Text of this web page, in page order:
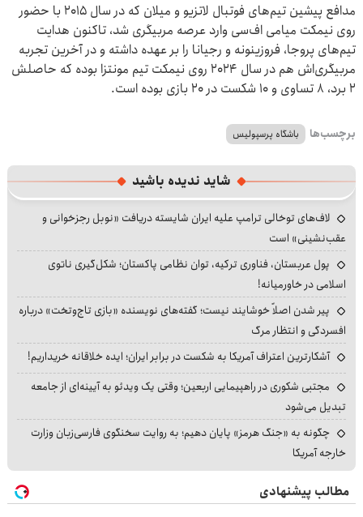
مدافع پیشین تیم‌های فوتبال لاتزیو و میلان که در سال ۲۰۱۵ با حضور
روی نیمکت میامی اف‌سی وارد عرصه مربیگری شد، تاکنون هدایت
تیم‌های پروجا، فروزینونه و رجیانا را بر عهده داشته و در آخرین تجربه
مربیگری‌اش هم در سال ۲۰۲۴ روی نیمکت تیم مونتزا بوده که حاصلش
۲ برد، ۸ تساوی و ۱۰ شکست در ۲۰ بازی بوده است.
برچسب‌ها باشگاه پرسپولیس
شاید ندیده باشید
لاف‌های توخالی ترامپ علیه ایران شایسته دریافت «نوبل رجزخوانی و
عقب‌نشینی» است
پول عربستان، فناوری ترکیه، توان نظامی پاکستان؛ شکل‌گیری ناتوی
اسلامی در خاورمیانه!
پیر شدن اصلاً خوشایند نیست؛ گفته‌های نویسنده «بازی تاج‌وتخت» درباره
افسردگی و انتظار مرگ
آشکارترین اعتراف آمریکا به شکست در برابر ایران؛ ایده خلاقانه خریداریم!
مجتبی شکوری در راهپیمایی اربعین؛ وقتی یک ویدئو به آیینه‌ای از جامعه
تبدیل می‌شود
چگونه به «جنگ هرمز» پایان دهیم؛ به روایت سخنگوی فارسی‌زبان وزارت
خارجه آمریکا
مطالب پیشنهادی